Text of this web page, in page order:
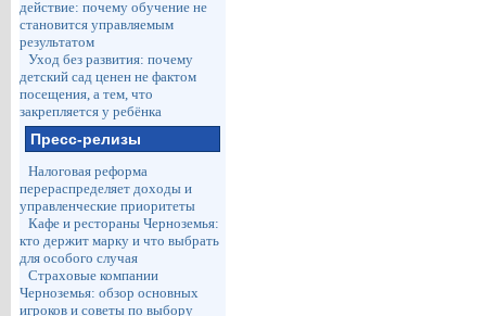
действие: почему обучение не
становится управляемым
результатом
Уход без развития: почему
детский сад ценен не фактом
посещения, а тем, что
закрепляется у ребёнка
Пресс-релизы
Налоговая реформа
перераспределяет доходы и
управленческие приоритеты
Кафе и рестораны Черноземья:
кто держит марку и что выбрать
для особого случая
Страховые компании
Черноземья: обзор основных
игроков и советы по выбору